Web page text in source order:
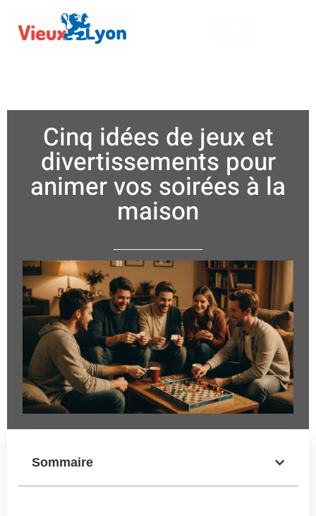
Cinq idées de jeux et
divertissements pour
animer vos soirées à la
maison
Sommaire